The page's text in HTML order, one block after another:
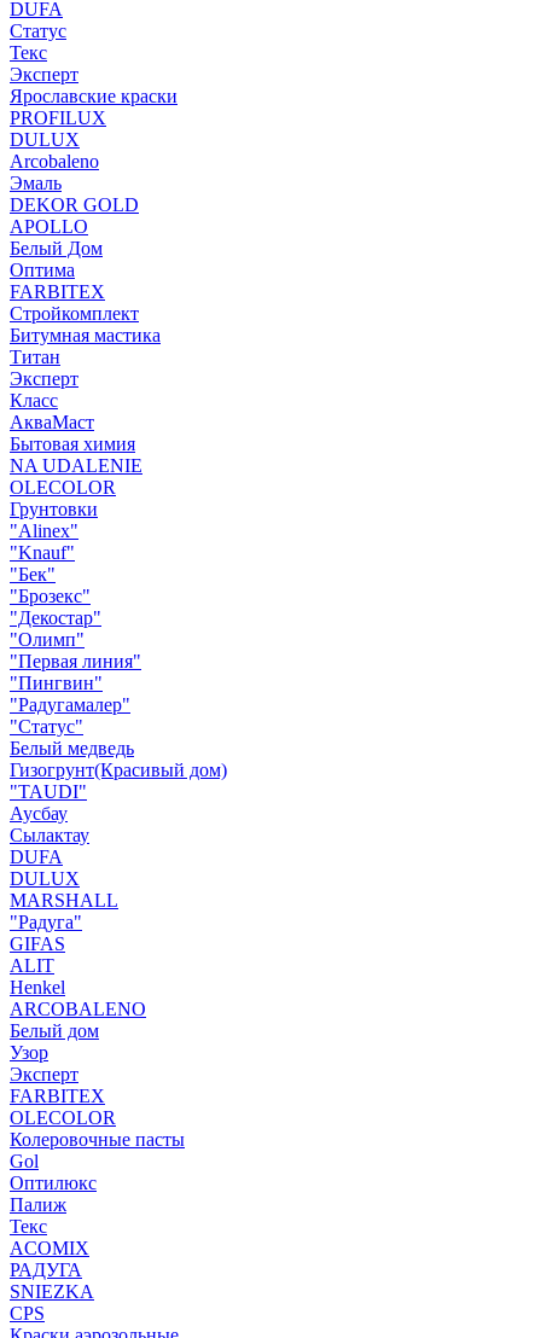
DUFA
Статус
Текс
Эксперт
Ярославские краски
PROFILUX
DULUX
Arcobaleno
Эмаль
DEKOR GOLD
APOLLO
Белый Дом
Оптима
FARBITEX
Стройкомплект
Битумная мастика
Титан
Эксперт
Класс
АкваМаст
Бытовая химия
NA UDALENIE
OLECOLOR
Грунтовки
"Alinex"
"Knauf"
"Бек"
"Брозекс"
"Декостар"
"Олимп"
"Первая линия"
"Пингвин"
"Радугамалер"
"Статус"
Белый медведь
Гизогрунт(Красивый дом)
"TAUDI"
Аусбау
Сылактау
DUFA
DULUX
MARSHALL
"Радуга"
GIFAS
ALIT
Henkel
ARCOBALENO
Белый дом
Узор
Эксперт
FARBITEX
OLECOLOR
Колеровочные пасты
Gol
Оптилюкс
Палиж
Текс
ACOMIX
РАДУГА
SNIEZKA
CPS